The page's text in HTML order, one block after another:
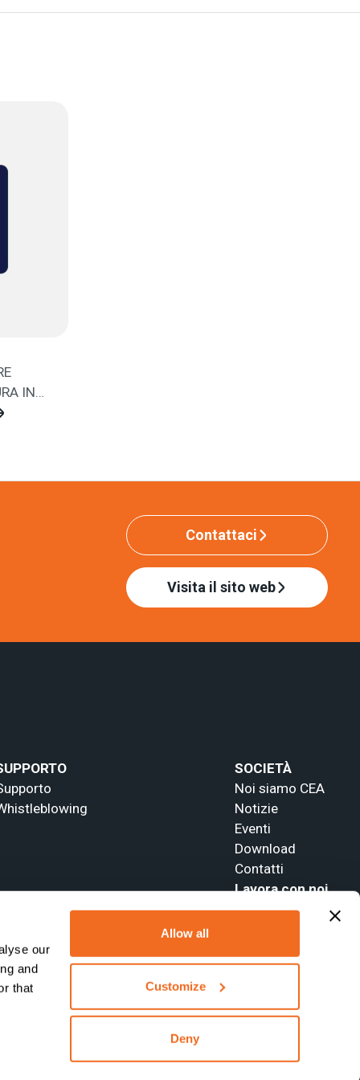
our
and
that
Allow all
Customize
Deny
IN
Contattaci
Visita il sito web
SOCIETÀ
Noi siamo CEA
Notizie
Eventi
Download
Contatti
Lavora con noi
Sito web realizzato da